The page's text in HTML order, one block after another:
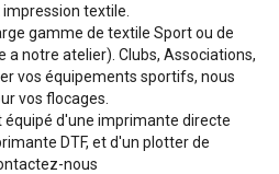
textile.
gamme de textile Sport ou de
a notre atelier). Clubs, Associations,
vos équipements sportifs, nous
vos flocages.
équipé d'une imprimante directe
DTF, et d'un plotter de
nous